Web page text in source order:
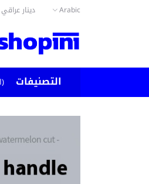
Arabic دينار عراقي
التصنيفات